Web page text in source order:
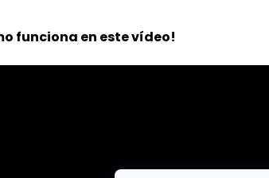
funciona en este vídeo!